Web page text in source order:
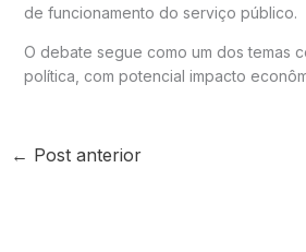
de funcionamento do serviço público.
O debate segue como um dos temas
política, com potencial impacto
← Post anterior